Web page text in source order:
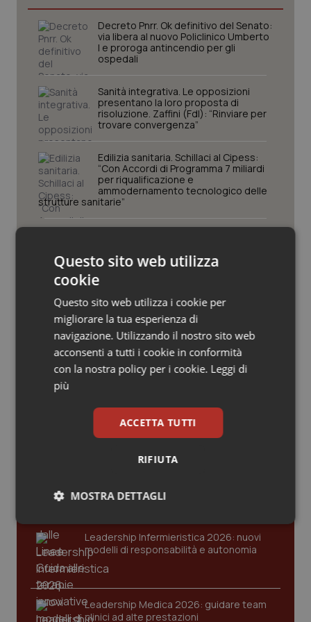
Piemonte
Provincia Autonoma di Bolzano
Provincia Autonoma di Trento
Puglia
Sardegna
Sicilia
Umbria
Valle D’Aosta
Veneto
HIV
Infezioni & Febbre
Ipertensione & Scompenso
Malattie rare
Malattia di Crohn & Rettocolite Ulcerosa
Neuroscienze & patologie neurodegenerative
Oftalmologia
Oncodermatologia
Oncoematologia
Oncologia & Nutrizione
Psoriasi & pelle
Quotidiano Cardiologia
Quotidiano Chirurgia
Quotidiano Oncologia
Quotidiano Pediatria
Rene & patologie urogenitali
Decreto Pnrr. Ok definitivo del Senato:
via libera al nuovo Policlinico Umberto
I e proroga antincendio per gli
ospedali
Sanità integrativa. Le opposizioni
presentano la loro proposta di
risoluzione. Zaffini (FdI): “Rinviare per
trovare convergenza”
Edilizia sanitaria. Schillaci al Cipess:
“Con Accordi di Programma 7 miliardi
per riqualificazione e
ammodernamento tecnologico delle
strutture sanitarie”
l’autosufficienza 2026. Alle Regioni 6
mln
Ultime analisi e review da QS Pro
Gold
compliance, GDPR e Risk management
Leadership Infermieristica 2026: nuovi
modelli di responsabilità e autonomia
Leadership Medica 2026: guidare team
clinici ad alte prestazioni
Questo sito web utilizza
cookie
Questo sito web utilizza i cookie per
migliorare la tua esperienza di
navigazione. Utilizzando il nostro sito web
acconsenti a tutti i cookie in conformità
con la nostra policy per i cookie. Leggi di
più
ACCETTA TUTTI
RIFIUTA
MOSTRA DETTAGLI
Necessari Statistici Marketing